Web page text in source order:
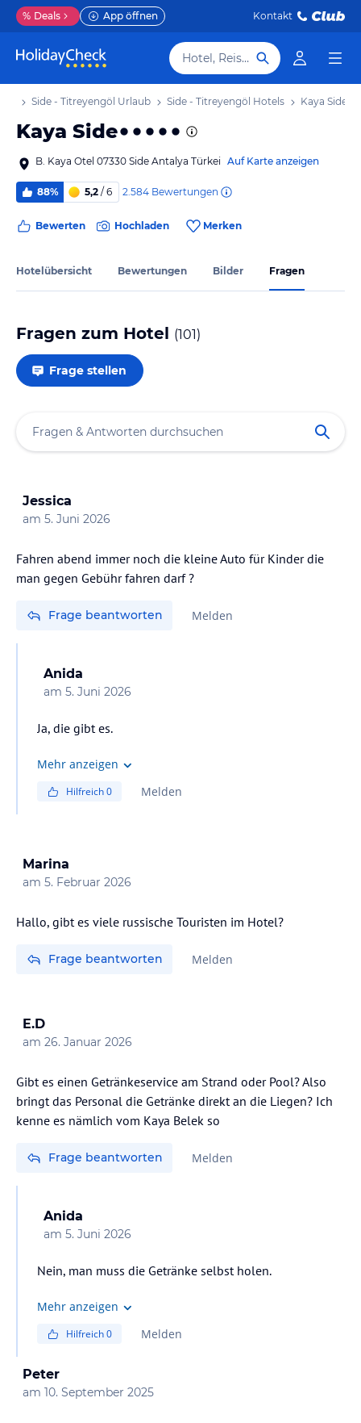
% Deals App öffnen Kontakt
Hotel, Reiseziel
Side - Titreyengöl Urlaub Side - Titreyengöl Hotels Kaya Side
Kaya Side
B. Kaya Otel 07330 Side Antalya Türkei Auf Karte anzeigen
88% 5,2 / 6 2.584 Bewertungen
Bewerten Hochladen Merken
Hotelübersicht Bewertungen Bilder Fragen
Fragen zum Hotel (101)
Frage stellen
Jessica
am 5. Juni 2026
Fahren abend immer noch die kleine Auto für Kinder die
Frage beantworten Melden
Anida
am 5. Juni 2026
Ja, die gibt es.
Mehr anzeigen
Hilfreich0 Melden
Marina
am 5. Februar 2026
Hallo, gibt es viele russische Touristen im Hotel?
Frage beantworten Melden
E.D
am 26. Januar 2026
Gibt es einen Getränkeservice am Strand oder Pool? Also
bringt das Personal die Getränke direkt an die Liegen? Ich
kenne es nämlich vom Kaya Belek so
Frage beantworten Melden
Anida
am 5. Juni 2026
Nein, man muss die Getränke selbst holen.
Mehr anzeigen
Hilfreich0 Melden
Peter
am 10. September 2025